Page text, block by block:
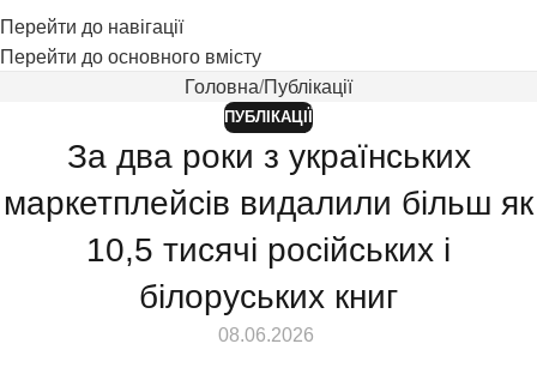
Перейти до навігації
Перейти до основного вмісту
Головна Публікації
ПУБЛІКАЦІЇ
За два роки з українських
маркетплейсів видалили більш як
10,5 тисячі російських і
білоруських книг
⠀ 08.06.2026